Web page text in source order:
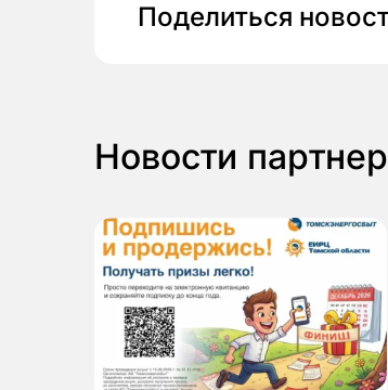
Поделиться
Новости